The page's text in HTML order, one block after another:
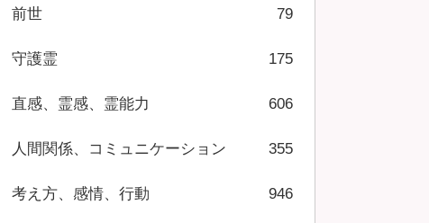
前世 79
守護霊 175
直感、霊感、霊能力 606
人間関係、コミュニケーション 355
考え方、感情、行動 946